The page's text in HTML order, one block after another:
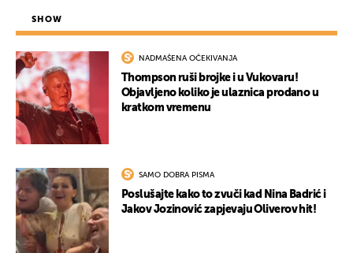
SHOW
NADMAŠENA OČEKIVANJA
Thompson ruši brojke i u Vukovaru!
Objavljeno koliko je ulaznica prodano u
kratkom vremenu
SAMO DOBRA PISMA
Poslušajte kako to zvuči kad Nina Badrić i
Jakov Jozinović zapjevaju Oliverov hit!